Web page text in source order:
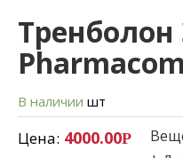
Тренболон
В наличии шт
Цена: 4000.00Р